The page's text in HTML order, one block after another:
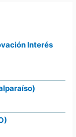
Interés